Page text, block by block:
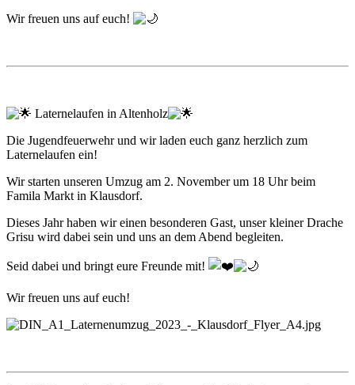
Wir freuen uns auf euch!
Laternelaufen in Altenholz
Die Jugendfeuerwehr und wir laden euch ganz herzlich zum
Laternelaufen ein!
Wir starten unseren Umzug am 2. November um 18 Uhr beim
Famila Markt in Klausdorf.
Dieses Jahr haben wir einen besonderen Gast, unser kleiner Drache
Grisu wird dabei sein und uns an dem Abend begleiten.
Seid dabei und bringt eure Freunde mit!
Wir freuen uns auf euch!